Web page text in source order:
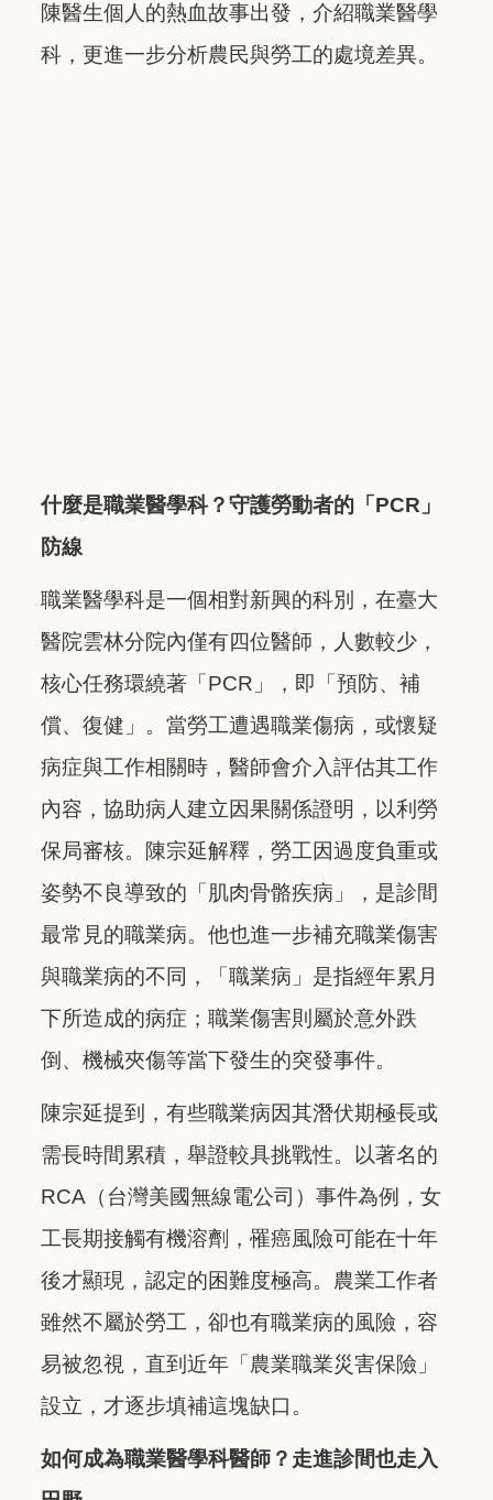
陳醫生個人的熱血故事出發，介紹職業醫學
科，更進一步分析農民與勞工的處境差異。
什麼是職業醫學科？守護勞動者的「PCR」
防線
職業醫學科是一個相對新興的科別，在臺大
醫院雲林分院內僅有四位醫師，人數較少，
核心任務環繞著「PCR」，即「預防、補
償、復健」。當勞工遭遇職業傷病，或懷疑
病症與工作相關時，醫師會介入評估其工作
內容，協助病人建立因果關係證明，以利勞
保局審核。陳宗延解釋，勞工因過度負重或
姿勢不良導致的「肌肉骨骼疾病」，是診間
最常見的職業病。他也進一步補充職業傷害
與職業病的不同，「職業病」是指經年累月
下所造成的病症；職業傷害則屬於意外跌
倒、機械夾傷等當下發生的突發事件。
陳宗延提到，有些職業病因其潛伏期極長或
需長時間累積，舉證較具挑戰性。以著名的
RCA（台灣美國無線電公司）事件為例，女
工長期接觸有機溶劑，罹癌風險可能在十年
後才顯現，認定的困難度極高。農業工作者
雖然不屬於勞工，卻也有職業病的風險，容
易被忽視，直到近年「農業職業災害保險」
設立，才逐步填補這塊缺口。
如何成為職業醫學科醫師？走進診間也走入